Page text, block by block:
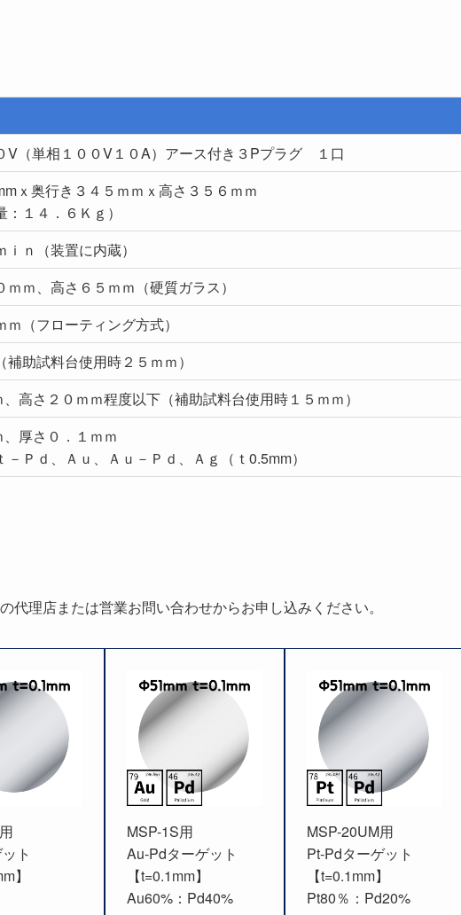
V（単相１００V１０A）アース付き３Pプラグ １口
ｘ奥行き３４５ｍｍｘ高さ３５６ｍｍ
：１４．６Ｋｇ）
ｉｎ（装置に内蔵）
ｍｍ、高さ６５ｍｍ（硬質ガラス）
ｍ（フローティング方式）
補助試料台使用時２５ｍｍ）
高さ２０ｍｍ程度以下（補助試料台使用時１５ｍｍ）
厚さ０．１ｍｍ
－Ｐｄ、Ａｕ、Ａｕ－Ｐｄ、Ａｇ（ｔ0.5mm）
代理店または営業お問い合わせからお申し込みください。
ト
】
MSP-1S用
Au-Pdターゲット
【t=0.1mm】
Au60%：Pd40%
MSP-20UM用
Pt-Pdターゲット
【t=0.1mm】
Pt80％：Pd20%